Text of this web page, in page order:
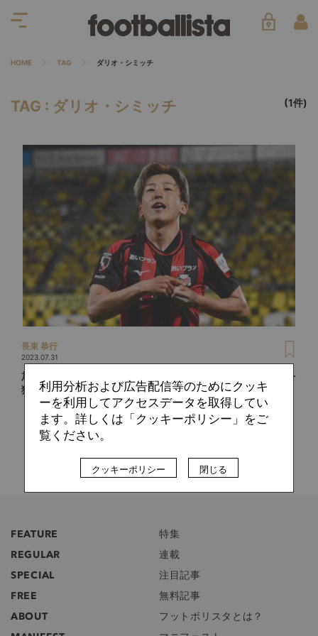
HOME TAG ダリオ・シミッチ
TAG : ダリオ・シミッチ (1件)
長束 恭行
2023.07.31
加入4日で即フル出場！ディナモ・ザグレブはなぜ金子拓郎を
獲得したのか？
FEATURE
特集
REGULAR
連載
SPECIAL
注目記事
FREE
無料記事
ABOUT
フットボリスタとは？
利用分析および広告配信等のためにクッキ
ーを利用してアクセスデータを取得してい
ます。詳しくは「クッキーポリシー」をご
覧ください。
クッキーポリシー 閉じる